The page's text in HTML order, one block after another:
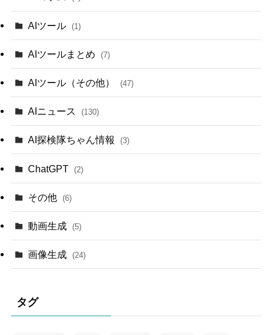
AIツール (1)
AIツールまとめ (7)
AIツール（その他） (47)
AIニュース (130)
AI探検隊ちゃん情報 (3)
ChatGPT (2)
その他 (6)
動画生成 (5)
画像生成 (24)
タグ